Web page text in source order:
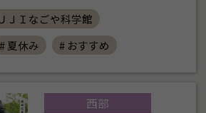
ＪＩなごや科学館
# 夏休み # おすすめ
西部